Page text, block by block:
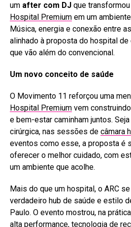
um after com DJ que
Hospital Premium em um
Música, energia e conexão entre
alinhado à proposta do hospital
que vão além do convencional.
Um novo conceito de saúde
O Movimento 11 reforçou uma
Hospital Premium vem
e bem-estar caminham juntos.
cirúrgica, nas sessões de câmara
eventos como esse, a proposta é
oferecer o melhor cuidado, com
um ambiente que acolhe.
Mais do que um hospital, o ARC
verdadeiro hub de saúde e estilo
Paulo. O evento mostrou, na
alta performance, tecnologia de